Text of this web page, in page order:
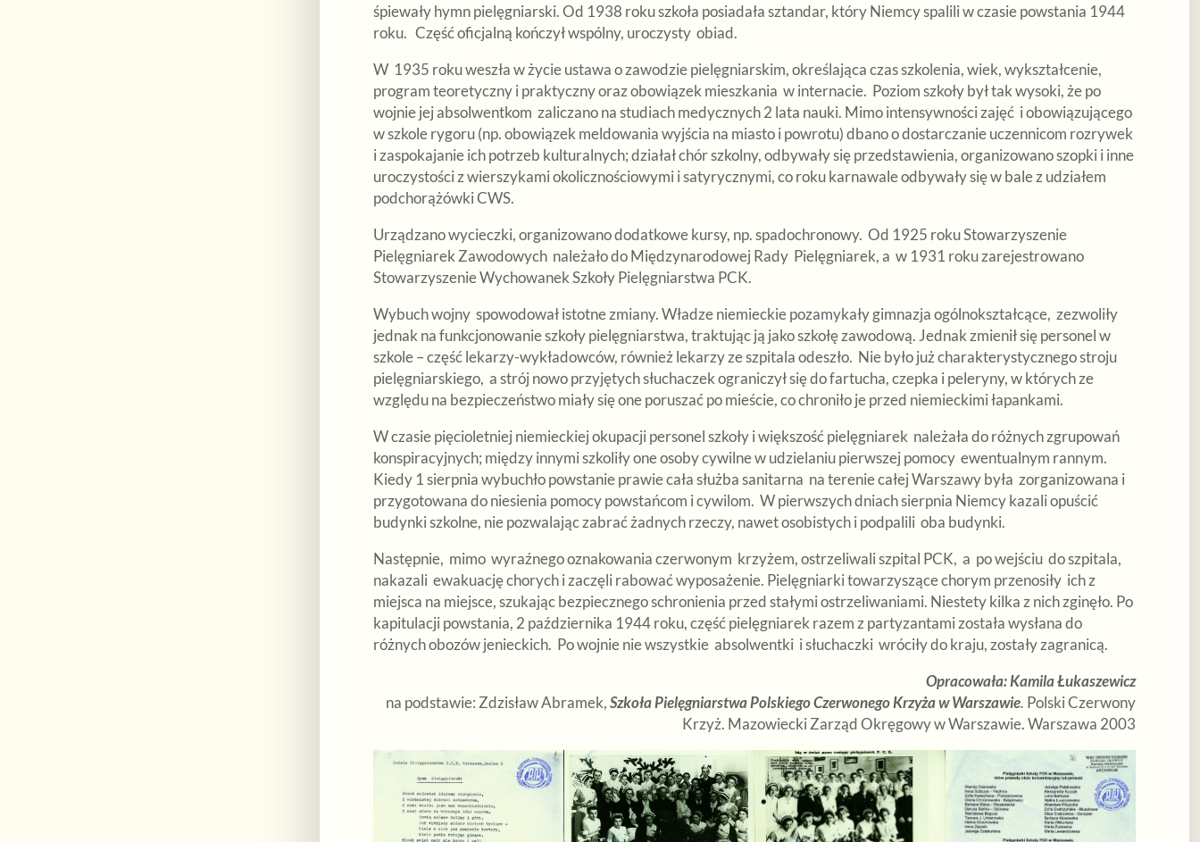
śpiewały hymn pielęgniarski. Od 1938 roku szkoła posiadała sztandar, który Niemcy spalili w czasie powstania 1944
roku. Część oficjalną kończył wspólny, uroczysty obiad.
W 1935 roku weszła w życie ustawa o zawodzie pielęgniarskim, określająca czas szkolenia, wiek, wykształcenie,
program teoretyczny i praktyczny oraz obowiązek mieszkania w internacie. Poziom szkoły był tak wysoki, że po
wojnie jej absolwentkom zaliczano na studiach medycznych 2 lata nauki. Mimo intensywności zajęć i obowiązującego
w szkole rygoru (np. obowiązek meldowania wyjścia na miasto i powrotu) dbano o dostarczanie uczennicom rozrywek
i zaspokajanie ich potrzeb kulturalnych; działał chór szkolny, odbywały się przedstawienia, organizowano szopki i inne
uroczystości z wierszykami okolicznościowymi i satyrycznymi, co roku karnawale odbywały się w bale z udziałem
podchorążówki CWS.
Urządzano wycieczki, organizowano dodatkowe kursy, np. spadochronowy. Od 1925 roku Stowarzyszenie
Pielęgniarek Zawodowych należało do Międzynarodowej Rady Pielęgniarek, a w 1931 roku zarejestrowano
Stowarzyszenie Wychowanek Szkoły Pielęgniarstwa PCK.
Wybuch wojny spowodował istotne zmiany. Władze niemieckie pozamykały gimnazja ogólnokształcące, zezwoliły
jednak na funkcjonowanie szkoły pielęgniarstwa, traktując ją jako szkołę zawodową. Jednak zmienił się personel w
szkole – część lekarzy-wykładowców, również lekarzy ze szpitala odeszło. Nie było już charakterystycznego stroju
pielęgniarskiego, a strój nowo przyjętych słuchaczek ograniczył się do fartucha, czepka i peleryny, w których ze
względu na bezpieczeństwo miały się one poruszać po mieście, co chroniło je przed niemieckimi łapankami.
W czasie pięcioletniej niemieckiej okupacji personel szkoły i większość pielęgniarek należała do różnych zgrupowań
konspiracyjnych; między innymi szkoliły one osoby cywilne w udzielaniu pierwszej pomocy ewentualnym rannym.
Kiedy 1 sierpnia wybuchło powstanie prawie cała służba sanitarna na terenie całej Warszawy była zorganizowana i
przygotowana do niesienia pomocy powstańcom i cywilom. W pierwszych dniach sierpnia Niemcy kazali opuścić
budynki szkolne, nie pozwalając zabrać żadnych rzeczy, nawet osobistych i podpalili oba budynki.
Następnie, mimo wyraźnego oznakowania czerwonym krzyżem, ostrzeliwali szpital PCK, a po wejściu do szpitala,
nakazali ewakuację chorych i zaczęli rabować wyposażenie. Pielęgniarki towarzyszące chorym przenosiły ich z
miejsca na miejsce, szukając bezpiecznego schronienia przed stałymi ostrzeliwaniami. Niestety kilka z nich zginęło. Po
kapitulacji powstania, 2 października 1944 roku, część pielęgniarek razem z partyzantami została wysłana do
różnych obozów jenieckich. Po wojnie nie wszystkie absolwentki i słuchaczki wróciły do kraju, zostały zagranicą.
Opracowała: Kamila Łukaszewicz
na podstawie: Zdzisław Abramek,Szkoła Pielęgniarstwa Polskiego Czerwonego Krzyża w Warszawie. Polski Czerwony
Krzyż. Mazowiecki Zarząd Okręgowy w Warszawie. Warszawa 2003